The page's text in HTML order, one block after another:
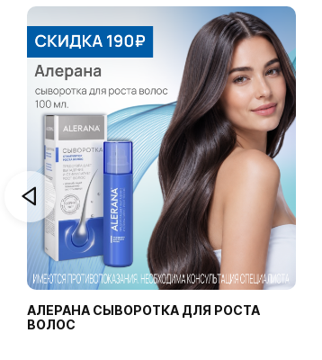
АЛЕРАНА СЫВОРОТКА ДЛЯ РОСТА
ВОЛОС